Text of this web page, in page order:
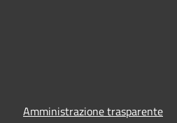
Amministrazione trasparente